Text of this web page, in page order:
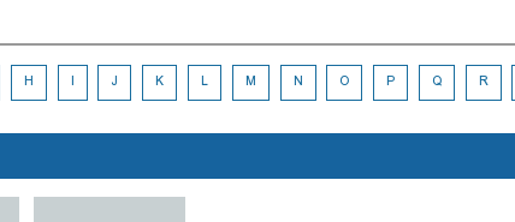
H I J K L M N O P Q R